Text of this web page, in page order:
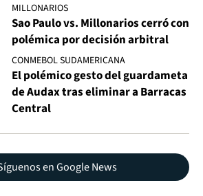
MILLONARIOS
Sao Paulo vs. Millonarios cerró con
polémica por decisión arbitral
CONMEBOL SUDAMERICANA
El polémico gesto del guardameta
de Audax tras eliminar a Barracas
Central
en Google News